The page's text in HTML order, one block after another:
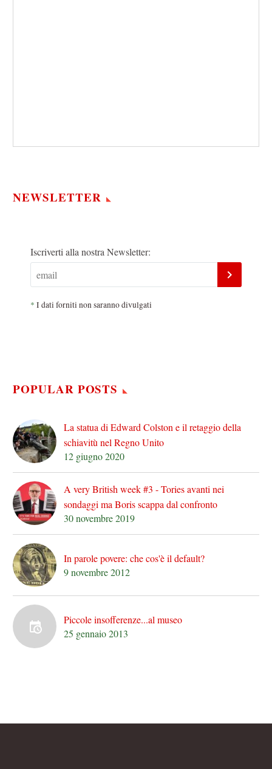
NEWSLETTER
Iscriverti alla nostra Newsletter:
* I dati forniti non saranno divulgati
POPULAR POSTS
La statua di Edward Colston e il retaggio della
schiavitù nel Regno Unito
12 giugno 2020
A very British week #3 - Tories avanti nei
sondaggi ma Boris scappa dal confronto
30 novembre 2019
In parole povere: che cos'è il default?
9 novembre 2012
Piccole insofferenze...al museo
25 gennaio 2013